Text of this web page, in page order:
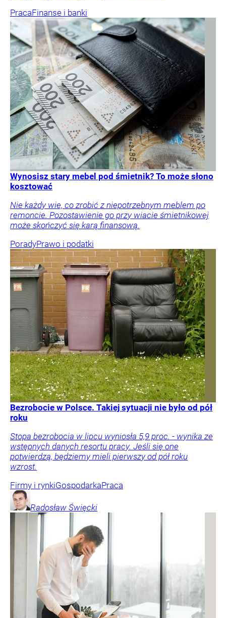
PracaFinanse i banki
Wynosisz stary mebel pod śmietnik? To może słono
kosztować
Nie każdy wie, co zrobić z niepotrzebnym meblem po
remoncie. Pozostawienie go przy wiacie śmietnikowej
może skończyć się karą finansową.
PoradyPrawo i podatki
Bezrobocie w Polsce. Takiej sytuacji nie było od pół
roku
Stopa bezrobocia w lipcu wyniosła 5,9 proc. - wynika ze
wstępnych danych resortu pracy. Jeśli się one
potwierdzą, będziemy mieli pierwszy od pół roku
wzrost.
Firmy i rynkiGospodarkaPraca
Radosław Święcki